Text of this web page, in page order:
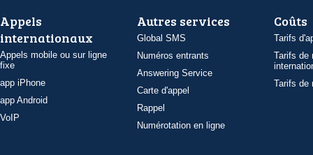
Appels
internationaux
Appels mobile ou sur ligne
fixe
app iPhone
app Android
VoIP
Autres services
Global SMS
Numéros entrants
Answering Service
Carte d'appel
Rappel
Numérotation en ligne
Coûts
Tarifs
Tarifs de
Tarifs de